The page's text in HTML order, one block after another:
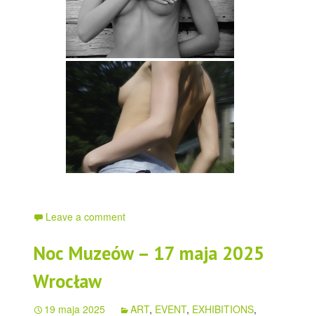
Leave a comment
Noc Muzeów – 17 maja 2025
Wrocław
19 maja 2025 ART, EVENT, EXHIBITIONS,